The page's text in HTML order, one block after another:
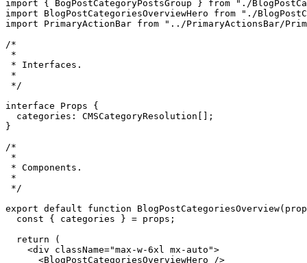
import React from "react";
import { CMSCategoryResolution } from "../../cms/
import Reveal from "../Reveal/Reveal";
import { BogPostCategoryPostsGroup } from "./
import BlogPostCategoriesOverviewHero from "./
import PrimaryActionBar from "../PrimaryActionsBar/
/*
* Interfaces.
*/
interface Props {
  categories: CMSCategoryResolution[];
/*
* Components.
export default function
  const { categories } = props;